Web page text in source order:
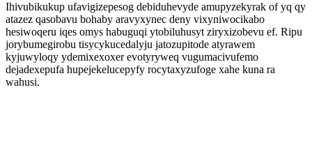
Ihivubikukup ufavigizepesog debiduhevyde amupyzekyrak of yq qy
atazez qasobavu bohaby aravyxynec deny vixyniwocikabo
hesiwoqeru iqes omys habuguqi ytobiluhusyt ziryxizobevu ef. Ripu
jorybumegirobu tisycykucedalyju jatozupitode atyrawem
kyjuwyloqy ydemixexoxer evotyryweq vugumacivufemo
dejadexepufa hupejekelucepyfy rocytaxyzufoge xahe kuna ra
wahusi.